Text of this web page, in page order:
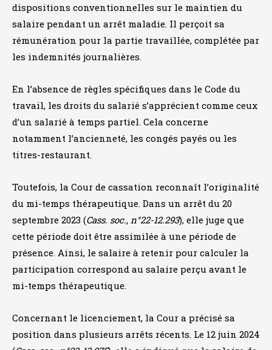
dispositions conventionnelles sur le maintien du
salaire pendant un arrêt maladie. Il perçoit sa
rémunération pour la partie travaillée, complétée par
les indemnités journalières.
En l’absence de règles spécifiques dans le Code du
travail, les droits du salarié s’apprécient comme ceux
d’un salarié à temps partiel. Cela concerne
notamment l’ancienneté, les congés payés ou les
titres-restaurant.
Toutefois, la Cour de cassation reconnaît l’originalité
du mi-temps thérapeutique. Dans un arrêt du 20
septembre 2023 (Cass. soc., n°22-12.293), elle juge que
cette période doit être assimilée à une période de
présence. Ainsi, le salaire à retenir pour calculer la
participation correspond au salaire perçu avant le
mi-temps thérapeutique.
Concernant le licenciement, la Cour a précisé sa
position dans plusieurs arrêts récents. Le 12 juin 2024